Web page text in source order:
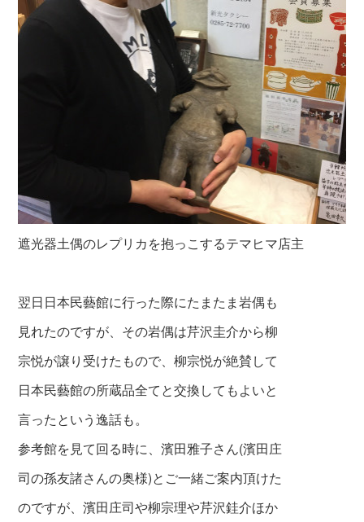
遮光器土偶のレプリカを抱っこするテマヒマ店主
翌日日本民藝館に行った際にたまたま岩偶も
見れたのですが、その岩偶は芹沢圭介から柳
宗悦が譲り受けたもので、柳宗悦が絶賛して
日本民藝館の所蔵品全てと交換してもよいと
言ったという逸話も。
参考館を見て回る時に、濱田雅子さん(濱田庄
司の孫友諸さんの奥様)とご一緒ご案内頂けた
のですが、濱田庄司や柳宗理や芹沢銈介ほか